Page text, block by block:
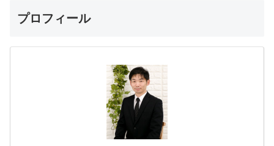
プロフィール